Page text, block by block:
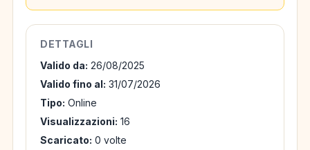
DETTAGLI
Valido da: 26/08/2025
Valido fino al: 31/07/2026
Tipo: Online
Visualizzazioni: 16
Scaricato: 0 volte